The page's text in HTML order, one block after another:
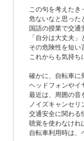
この句を考えたき
危ないなと思った
国語の授業で交通
「自分は大丈夫
その危険性を短い
これからも気持ち
確かに、自転車に
ヘッドフォンやイ
最近は、周囲の音
ノイズキャンセリ
交通安全に関わる
聴覚を使わなけれ
自転車利用時は、